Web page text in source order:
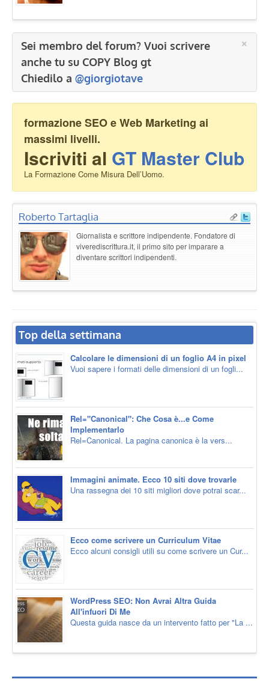
×
Sei membro del forum? Vuoi scrivere
anche tu su COPY Blog gt
Chiedilo a @giorgiotave
formazione SEO e Web Marketing ai
massimi livelli.
Iscriviti al GT Master Club
La Formazione Come Misura Dell’Uomo.
Roberto Tartaglia
Giornalista e scrittore indipendente. Fondatore di
viverediscrittura.it, il primo sito per imparare a
diventare scrittori indipendenti.
Top della settimana
Calcolare le dimensioni di un foglio A4 in pixel
Vuoi sapere i formati delle dimensioni di un fogli...
Rel="Canonical": Che Cosa è...e Come
Implementarlo
Rel=Canonical. La pagina canonica è la vers...
Immagini animate. Ecco 10 siti dove trovarle
Una rassegna dei 10 siti migliori dove potrai scar...
Ecco come scrivere un Curriculum Vitae
Ecco alcuni consigli utili su come scrivere un Cur...
WordPress SEO: Non Avrai Altra Guida
All'infuori Di Me
Questa guida nasce da un intervento fatto per "La ...